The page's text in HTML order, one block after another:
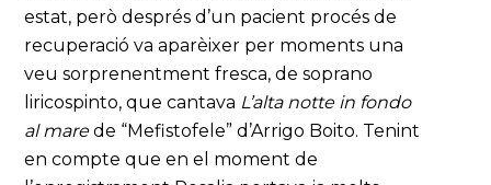
estat, però després d’un pacient procés de
recuperació va aparèixer per moments una
veu sorprenentment fresca, de soprano
liricospinto, que cantava L’alta notte in fondo
al marede “Mefistofele” d’Arrigo Boito. Tenint
en compte que en el moment de